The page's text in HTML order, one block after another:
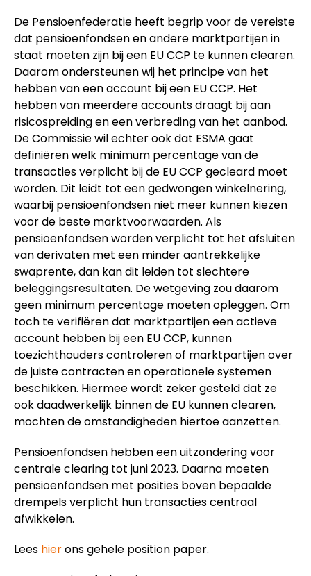
De Pensioenfederatie heeft begrip voor de vereiste
dat pensioenfondsen en andere marktpartijen in
staat moeten zijn bij een EU CCP te kunnen clearen.
Daarom ondersteunen wij het principe van het
hebben van een account bij een EU CCP. Het
hebben van meerdere accounts draagt bij aan
risicospreiding en een verbreding van het aanbod.
De Commissie wil echter ook dat ESMA gaat
definiëren welk minimum percentage van de
transacties verplicht bij de EU CCP gecleard moet
worden. Dit leidt tot een gedwongen winkelnering,
waarbij pensioenfondsen niet meer kunnen kiezen
voor de beste marktvoorwaarden. Als
pensioenfondsen worden verplicht tot het afsluiten
van derivaten met een minder aantrekkelijke
swaprente, dan kan dit leiden tot slechtere
beleggingsresultaten. De wetgeving zou daarom
geen minimum percentage moeten opleggen. Om
toch te verifiëren dat marktpartijen een actieve
account hebben bij een EU CCP, kunnen
toezichthouders controleren of marktpartijen over
de juiste contracten en operationele systemen
beschikken. Hiermee wordt zeker gesteld dat ze
ook daadwerkelijk binnen de EU kunnen clearen,
mochten de omstandigheden hiertoe aanzetten.
Pensioenfondsen hebben een uitzondering voor
centrale clearing tot juni 2023. Daarna moeten
pensioenfondsen met posities boven bepaalde
drempels verplicht hun transacties centraal
afwikkelen.
Lees hierons gehele position paper.